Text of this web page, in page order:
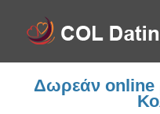
Δωρεάν online